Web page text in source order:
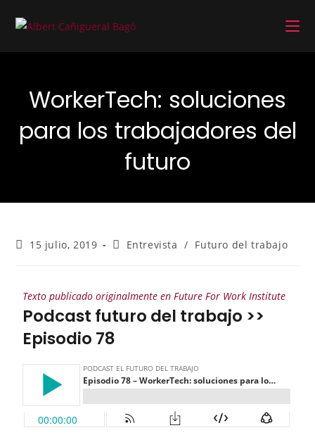
WorkerTech: soluciones
para los trabajadores del
futuro
15 julio, 2019 Entrevista / Futuro del trabajo
Texto publicado originalmente en Future For Work Institute
Podcast futuro del trabajo >>
Episodio 78